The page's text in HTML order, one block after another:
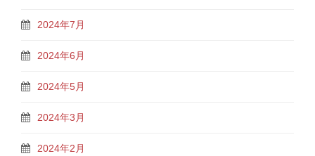
2024年7月
2024年6月
2024年5月
2024年3月
2024年2月